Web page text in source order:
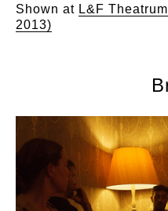
Shown at L&F
2013)